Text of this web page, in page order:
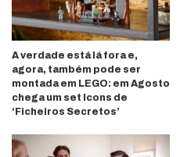
A verdade está lá fora e,
agora, também pode ser
montada em LEGO: em Agosto
chega um set Icons de
‘Ficheiros Secretos’